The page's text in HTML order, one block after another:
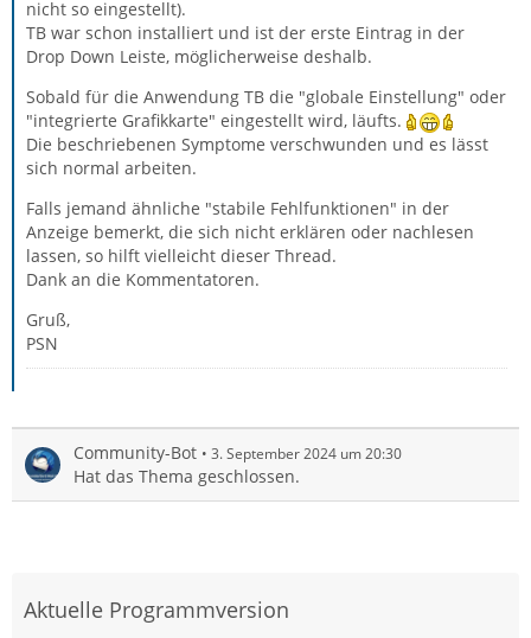
nicht so eingestellt).
TB war schon installiert und ist der erste Eintrag in der
Drop Down Leiste, möglicherweise deshalb.
Sobald für die Anwendung TB die "globale Einstellung" oder
"integrierte Grafikkarte" eingestellt wird, läufts.
Die beschriebenen Symptome verschwunden und es lässt
sich normal arbeiten.
Falls jemand ähnliche "stabile Fehlfunktionen" in der
Anzeige bemerkt, die sich nicht erklären oder nachlesen
lassen, so hilft vielleicht dieser Thread.
Dank an die Kommentatoren.
Gruß,
PSN
Community-Bot 3. September 2024 um 20:30
Hat das Thema geschlossen.
Aktuelle Programmversion